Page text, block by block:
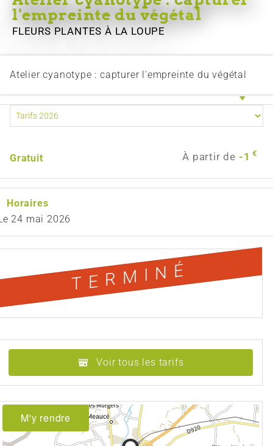
l'empreinte du végétal
FLEURS PLANTESÀ LA LOUPE
Atelier cyanotype : capturer l'empreinte du végétal
Gratuit À partir de -1 €
Horaires
24 mai 2026
TERMINÉ
Voir tous les tarifs
M'y rendre